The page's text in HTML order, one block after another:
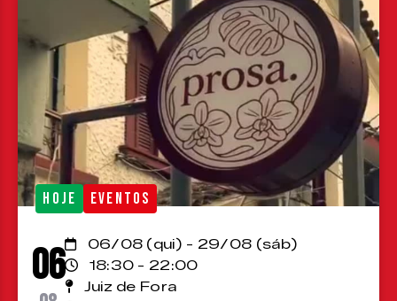
HOJE EVENTOS
06
06/08 (qui) - 29/08 (sáb)
18:30 - 22:00
Juiz de Fora